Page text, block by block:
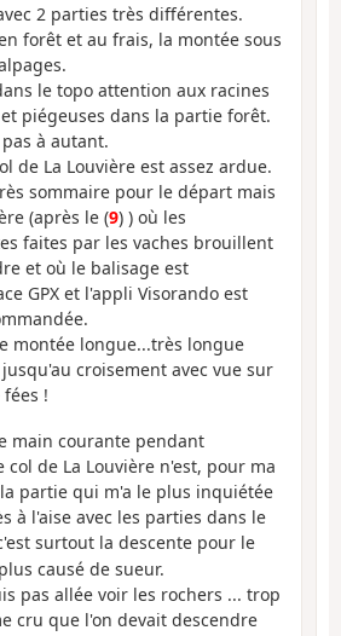
2 parties très différentes.
forêt et au frais, la montée sous
le topo attention aux racines
piégeuses dans la partie forêt.
à autant.
de La Louvière est assez ardue.
sommaire pour le départ mais
(après le (9) ) où les
faites par les vaches brouillent
et où le balisage est
GPX et l'appli Visorando est
montée longue...très longue
croisement avec vue sur
!
main courante pendant
col de La Louvière n'est, pour ma
partie qui m'a le plus inquiétée
à l'aise avec les parties dans le
surtout la descente pour le
causé de sueur.
pas allée voir les rochers ... trop
cru que l'on devait descendre